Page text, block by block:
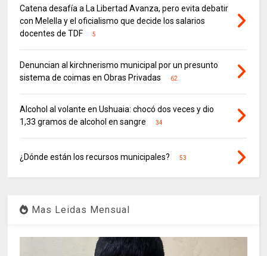
Catena desafía a La Libertad Avanza, pero evita debatir
con Melella y el oficialismo que decide los salarios
docentes de TDF
5
Denuncian al kirchnerismo municipal por un presunto
sistema de coimas en Obras Privadas
62
Alcohol al volante en Ushuaia: chocó dos veces y dio
1,33 gramos de alcohol en sangre
34
¿Dónde están los recursos municipales? 53
Mas Leidas Mensual